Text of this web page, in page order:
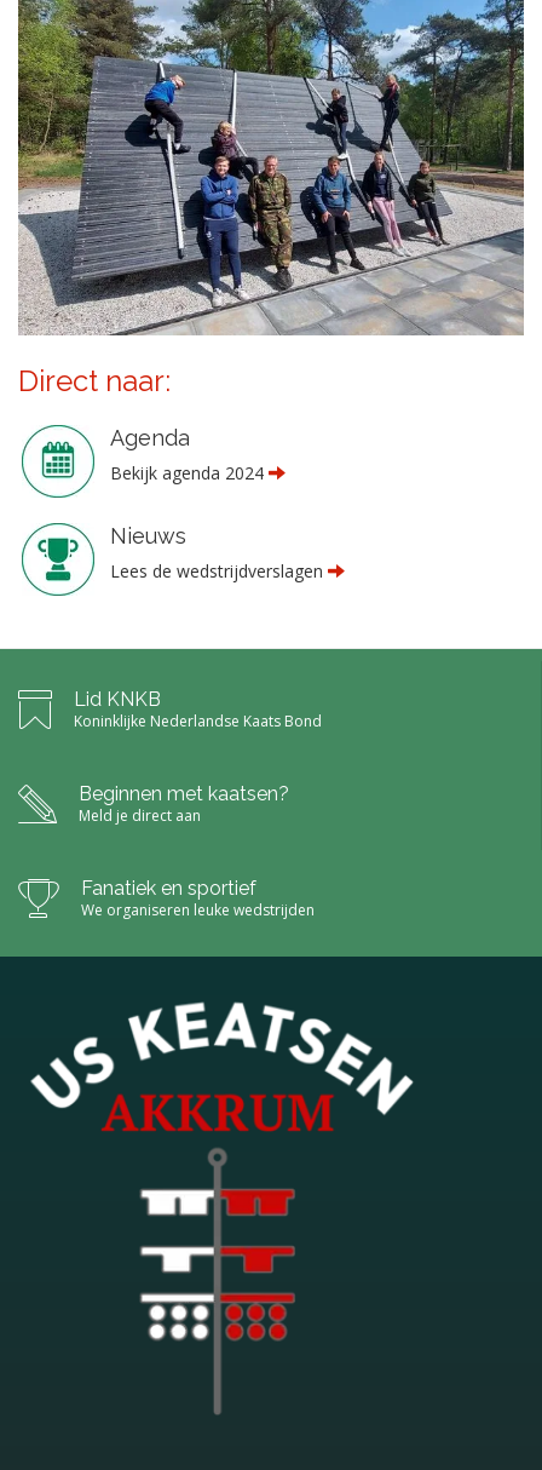
Direct naar:
Agenda
Bekijk agenda 2024
Nieuws
Lees de wedstrijdverslagen
Lid KNKB
Koninklijke Nederlandse Kaats Bond
Beginnen met kaatsen?
Meld je direct aan
Fanatiek en sportief
We organiseren leuke wedstrijden